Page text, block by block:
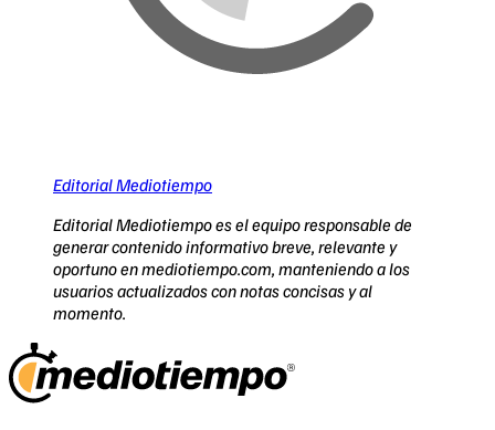
Editorial Mediotiempo
Editorial Mediotiempo es el equipo responsable de
generar contenido informativo breve, relevante y
oportuno en mediotiempo.com, manteniendo a los
usuarios actualizados con notas concisas y al
momento.